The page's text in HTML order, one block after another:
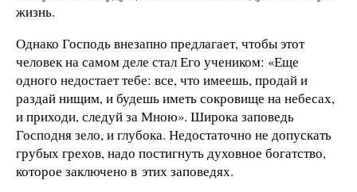
жизнь.
Однако Господь внезапно предлагает, чтобы этот
человек на самом деле стал Его учеником: «Еще
одного недостает тебе: все, что имеешь, продай и
раздай нищим, и будешь иметь сокровище на небесах,
и приходи, следуй за Мною». Широка заповедь
Господня зело, и глубока. Недостаточно не допускать
грубых грехов, надо постигнуть духовное богатство,
которое заключено в этих заповедях.